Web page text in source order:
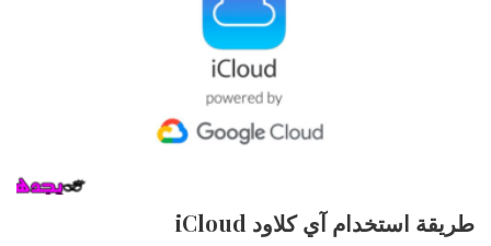
طريقة استخدام آي كلاود iCloud